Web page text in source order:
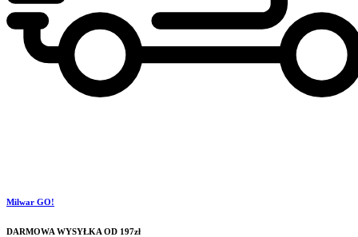
Milwar GO!
DARMOWA WYSYŁKA OD 197zł